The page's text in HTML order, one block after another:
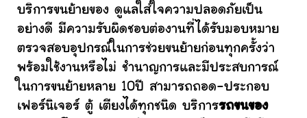
บริการขนย้ายของ ดูแลใส่ใจความปลอดภัยเป็น
อย่างดี มีความรับผิดชอบต่องานที่ได้รับมอบหมาย
ตรวจสอบอุปกรณ์ในการช่วยขนย้ายก่อนทุกครั้งว่า
พร้อมใช้งานหรือไม่ ชำนาญการและมีประสบการณ์
ในการขนย้ายหลาย 10ปี สามารถถอด-ประกอบ
เฟอร์นิเจอร์ ตู้ เตียงได้ทุกชนิด บริการรถขนของ